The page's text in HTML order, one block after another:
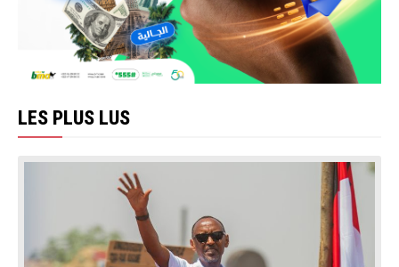
LES PLUS LUS